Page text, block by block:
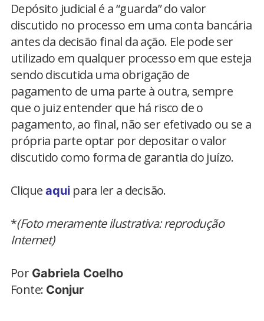
Depósito judicial é a “guarda” do valor
discutido no processo em uma conta bancária
antes da decisão final da ação. Ele pode ser
utilizado em qualquer processo em que esteja
sendo discutida uma obrigação de
pagamento de uma parte à outra, sempre
que o juiz entender que há risco de o
pagamento, ao final, não ser efetivado ou se a
própria parte optar por depositar o valor
discutido como forma de garantia do juízo.
Clique aquipara ler a decisão.
*(Foto meramente ilustrativa: reprodução
Internet)
Por Gabriela Coelho
Fonte: Conjur